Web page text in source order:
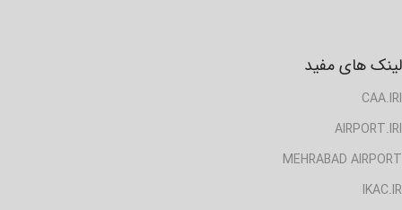
لینک های مفید
CAA.IRI
AIRPORT.IRI
MEHRABAD AIRPORT
IKAC.IR